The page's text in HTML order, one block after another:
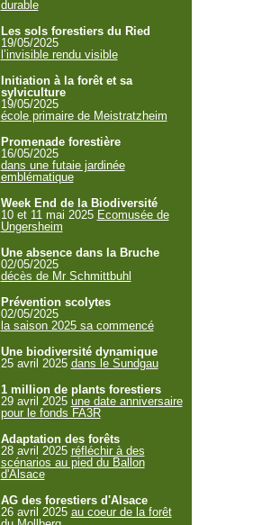
durable
Les sols forestiers du Ried
19/05/2025
l’invisible rendu visible
Initiation à la forêt et sa
sylviculture
19/05/2025
école primaire de Meistratzheim
Promenade forestière
16/05/2025
dans une futaie jardinée
emblématique
Week End de la Biodiversité
10 et 11 mai 2025 Ecomusée de
Ungersheim
Une absence dans la Bruche
02/05/2025
décès de Mr Schmittbuhl
Prévention scolytes
02/05/2025
la saison 2025 sa commencé
Une biodiversité dynamique
25 avril 2025 dans le Sundgau
1 million de plants forestiers
29 avril 2025 une date anniversaire
pour le fonds FA3R
Adaptation des forêts
28 avril 2025 réfléchir à des
scénarios au pied du Ballon
d'Alsace
AG des forestiers d'Alsace
26 avril 2025 au coeur de la forêt